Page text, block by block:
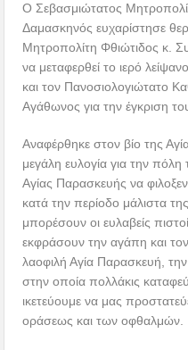
Ο Σεβασμιώτατος
Δαμασκηνός ευχαρίστησε
Μητροπολίτη Φθιώτιδος κ.
να μεταφερθεί το ιερό
και τον Πανοσιολογιώτατο
Αγάθωνος για την έγκριση
Αναφέρθηκε στον βίο της
μεγάλη ευλογία για την πόλη
Αγίας Παρασκευής να
κατά την περίοδο μάλιστα
μπορέσουν οι ευλαβείς
εκφράσουν την αγάπη και
λαοφιλή Αγία Παρασκευή,
στην οποία πολλάκις
ικετεύουμε να μας
οράσεως και των οφθαλμών.